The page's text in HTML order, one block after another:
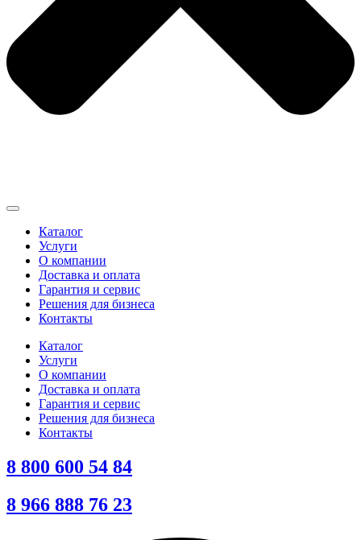
Каталог
Услуги
О компании
Доставка и оплата
Гарантия и сервис
Решения для бизнеса
Контакты
Каталог
Услуги
О компании
Доставка и оплата
Гарантия и сервис
Решения для бизнеса
Контакты
8 800 600 54 84
8 966 888 76 23